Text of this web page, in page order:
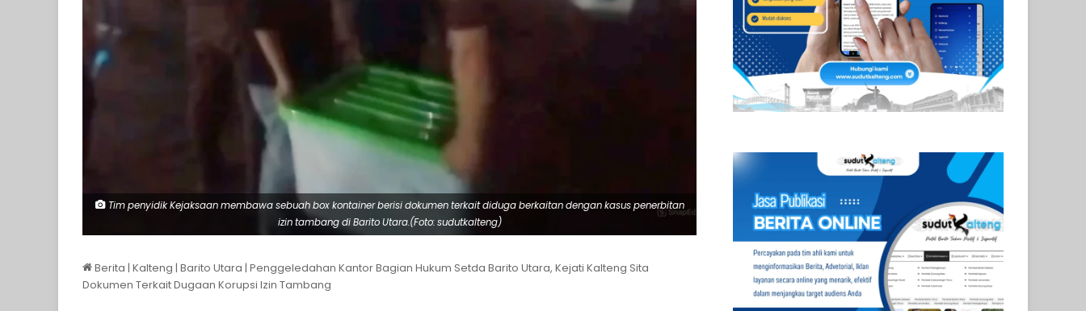
Tim penyidik Kejaksaan membawa sebuah box kontainer berisi dokumen terkait diduga berkaitan dengan kasus penerbitan
izin tambang di Barito Utara.(Foto: sudutkalteng)
Berita | Kalteng | Barito Utara | Penggeledahan Kantor Bagian Hukum Setda Barito Utara, Kejati Kalteng Sita
Dokumen Terkait Dugaan Korupsi Izin Tambang